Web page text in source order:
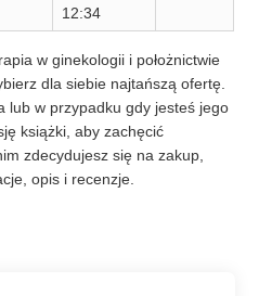
12:34
w ginekologii i położnictwie
dla siebie najtańszą ofertę.
lub w przypadku gdy jesteś jego
książki, aby zachęcić
zdecydujesz się na zakup,
opis i recenzje.